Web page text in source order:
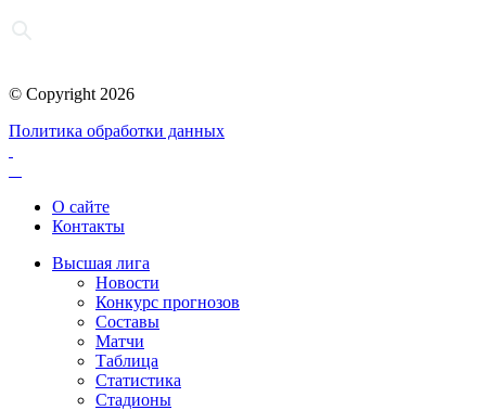
© Copyright 2026
Политика обработки данных
О сайте
Контакты
Высшая лига
Новости
Конкурс прогнозов
Составы
Матчи
Таблица
Статистика
Стадионы